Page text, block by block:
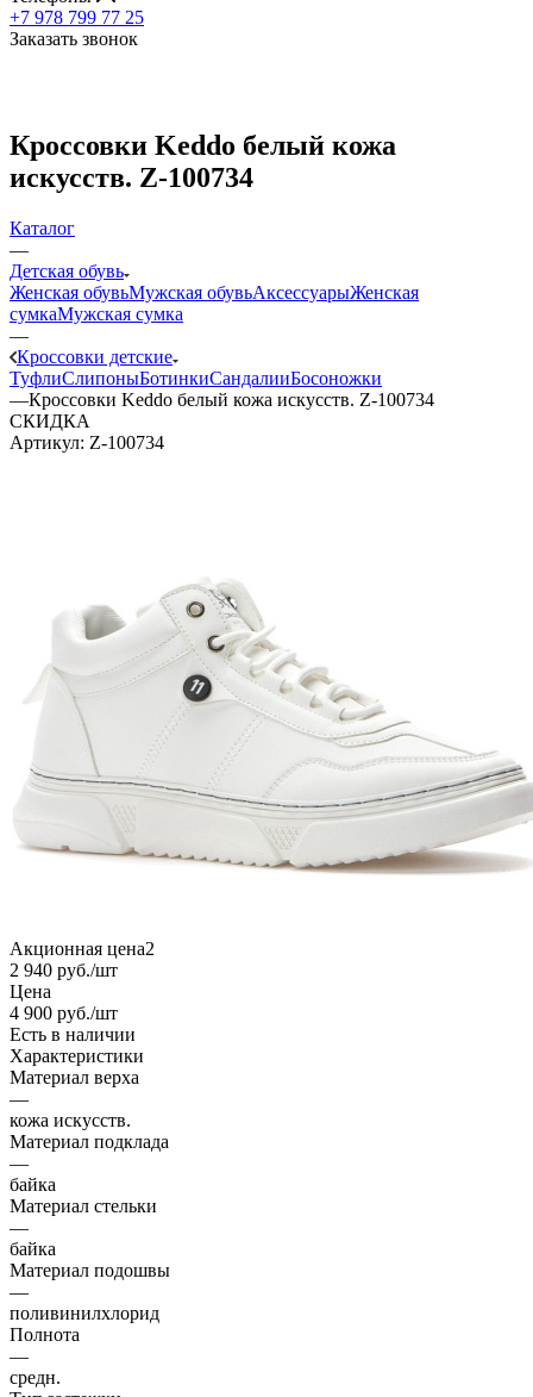
+7 978 799 77 25
Заказать звонок
Кроссовки Keddo белый кожа
искусств. Z-100734
Каталог
—
Детская обувь
Женская обувьМужская обувьАксессуарыЖенская
сумкаМужская сумка
—
Кроссовки детские
ТуфлиСлипоныБотинкиСандалииБосоножки
—Кроссовки Keddo белый кожа искусств. Z-100734
СКИДКА
Артикул: Z-100734
Акционная цена2
2 940 руб./шт
Цена
4 900 руб./шт
Есть в наличии
Характеристики
Материал верха
—
кожа искусств.
Материал подклада
—
байка
Материал стельки
—
байка
Материал подошвы
—
поливинилхлорид
Полнота
—
средн.